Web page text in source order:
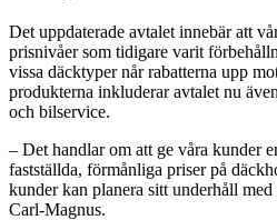
Det uppdaterade avtalet innebär att
prisnivåer som tidigare varit
vissa däcktyper når rabatterna upp
produkterna inkluderar avtalet nu
och bilservice.
– Det handlar om att ge våra kunder
fastställda, förmånliga priser på
kunder kan planera sitt underhåll
Carl-Magnus.